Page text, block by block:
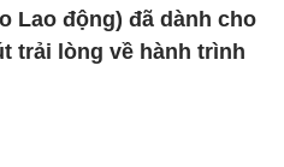
Lao động) đã dành cho
trải lòng về hành trình